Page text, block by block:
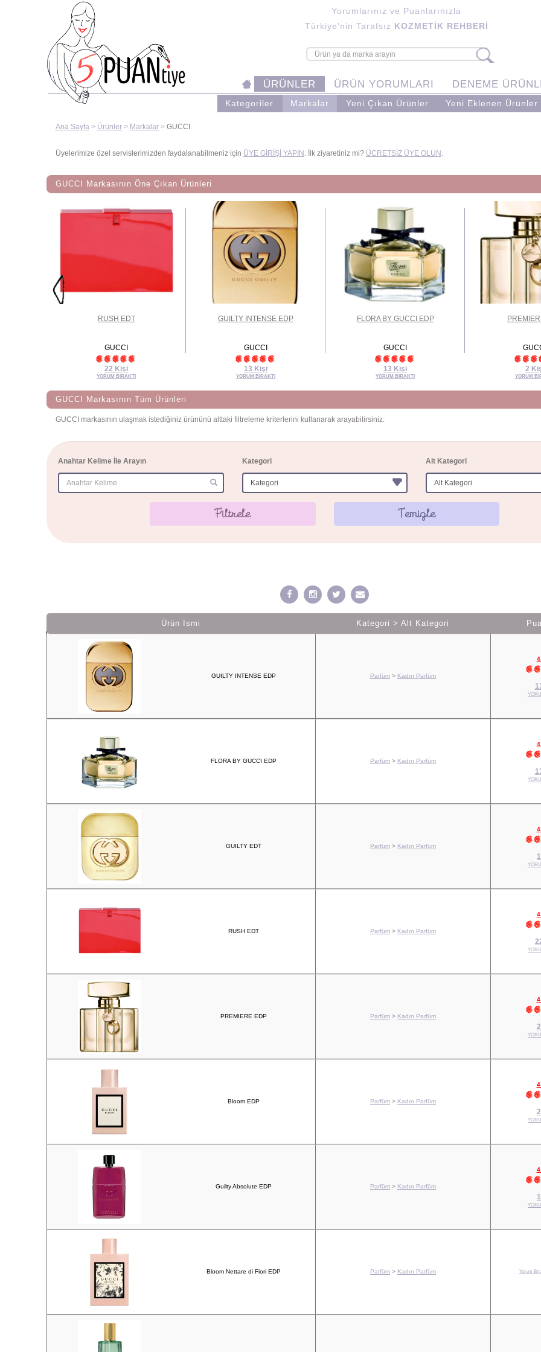
Yorumlarınız ve Puanlarınızla
Türkiye'nin Tarafsız KOZMETİK REHBERİ
ÜRÜNLER ÜRÜN YORUMLARI DENEME
Kategoriler Markalar Yeni Çıkan Ürünler Yeni Eklenen Ürünler
Ana Sayfa > Ürünler > Markalar > GUCCI
Üyelerimize özel servislerimizden faydalanabilmeniz için ÜYE GİRİŞİ YAPIN . İlk ziyaretiniz mi? ÜCRETSİZ ÜYE OLUN .
GUCCI Markasının Öne Çıkan Ürünleri
RUSH EDT
GUCCI
22 Kişi
YORUM BIRAKTI
GUILTY INTENSE EDP
GUCCI
13 Kişi
YORUM BIRAKTI
FLORA BY GUCCI EDP
GUCCI
13 Kişi
YORUM BIRAKTI
2
YORUM
GUCCI Markasının Tüm Ürünleri
GUCCI markasının ulaşmak istediğiniz ürününü alttaki filtreleme kriterlerini kullanarak arayabilirsiniz.
Anahtar Kelime İle Arayın Kategori Alt Kategori
Filtrele Temizle
Ürün İsmi Kategori > Alt Kategori
GUILTY INTENSE EDP Parfüm > Kadın Parfüm
FLORA BY GUCCI EDP Parfüm > Kadın Parfüm
GUILTY EDT Parfüm > Kadın Parfüm
RUSH EDT Parfüm > Kadın Parfüm
PREMIERE EDP Parfüm > Kadın Parfüm
Bloom EDP Parfüm > Kadın Parfüm
Guilty Absolute EDP Parfüm > Kadın Parfüm
Bloom Nettare di Fiori EDP Parfüm > Kadın Parfüm Yorum